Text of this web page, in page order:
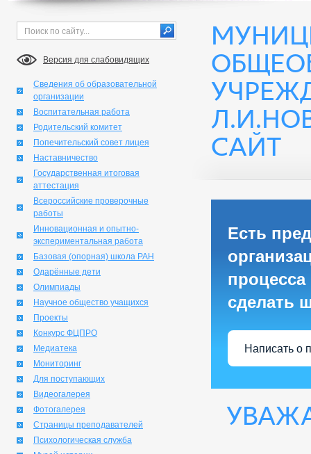
Версия для слабовидящих
Сведения об образовательной
организации
Воспитательная работа
Родительский комитет
Попечительский совет лицея
Наставничество
Государственная итоговая
аттестация
Всероссийские проверочные
работы
Инновационная и опытно-
экспериментальная работа
Базовая (опорная) школа РАН
Одарённые дети
Олимпиады
Научное общество учащихся
Проекты
Конкурс ФЦПРО
Медиатека
Мониторинг
Для поступающих
Видеогалерея
Фотогалерея
Страницы преподавателей
Психологическая служба
САЙТ
Есть
процесса
сделать
Написать о